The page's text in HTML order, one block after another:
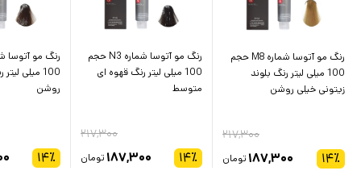
رنگ مو آتوسا شماره M8 حجم
100 میلی لیتر رنگ بلوند
زیتونی خیلی روشن
۱۴٪
۲۱۷,۳۰۰
۱۸۷,۳۰۰ تومان
رنگ مو آتوسا شماره N3 حجم
100 میلی لیتر رنگ قهوه ای
متوسط
۱۴٪
۲۱۷,۳۰۰
۱۸۷,۳۰۰ تومان
100 میلی
روشن
۱۴٪